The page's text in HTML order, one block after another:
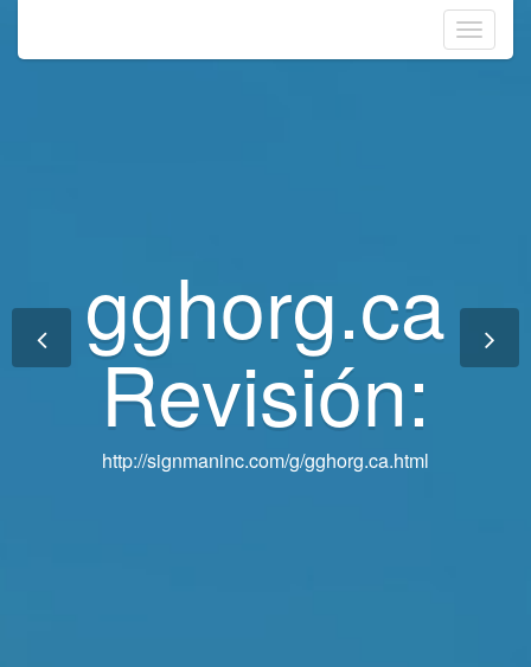
Toggle
gghorg.ca
Revisión:
http://signmaninc.com/g/gghorg.ca.html
gghorg.ca
Revisión:
http://signmaninc.com/g/gghorg.ca.html